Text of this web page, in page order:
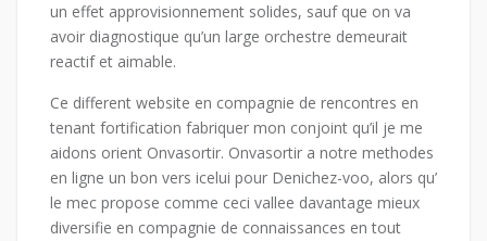
un effet approvisionnement solides, sauf que on va
avoir diagnostique qu’un large orchestre demeurait
reactif et aimable.
Ce different website en compagnie de rencontres en
tenant fortification fabriquer mon conjoint qu’il je me
aidons orient Onvasortir. Onvasortir a notre methodes
en ligne un bon vers icelui pour Denichez-voo, alors qu’
le mec propose comme ceci vallee davantage mieux
diversifie en compagnie de connaissances en tout